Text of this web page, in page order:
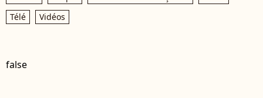
Télé
Vidéos
false